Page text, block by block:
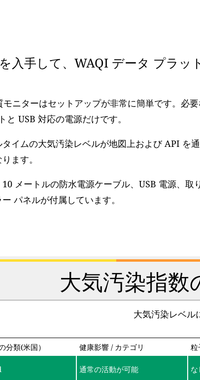
入手して、WAQI データ プラッ
ニターはセットアップが非常に簡単です。必
USB 対応の電源だけです。
イムの大気汚染レベルが地図上および API を
ます。
メートルの防水電源ケーブル、USB 電源、取
パネルが付属しています。
大気汚染指数
大気汚染レベル
分類(米国） 健康影響 / カテゴリ
粒
通常の活動が可能 な